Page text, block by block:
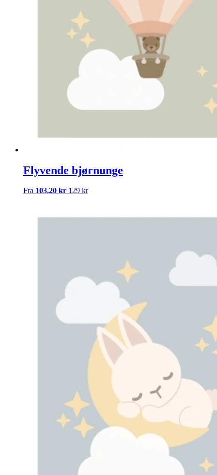
Flyvende bjørnunge
Fra 103,20 kr 129 kr